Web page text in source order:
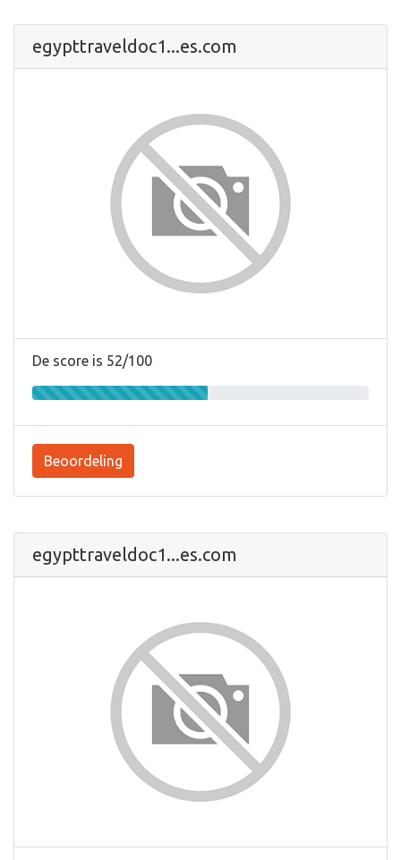
egypttraveldoc1...es.com
De score is 52/100
Beoordeling
egypttraveldoc1...es.com